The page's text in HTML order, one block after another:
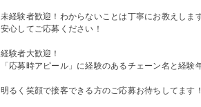
未経験者歓迎！わからないことは丁寧にお教えします
安心してご応募ください！
経験者大歓迎！
「応募時アピール」に経験のあるチェーン名と経
明るく笑顔で接客できる方のご応募お待ちしてます！